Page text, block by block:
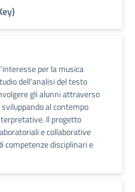
per la musica
dell’analisi del testo
gli alunni attraverso
al contempo
Il progetto
e collaborative
competenze disciplinari e